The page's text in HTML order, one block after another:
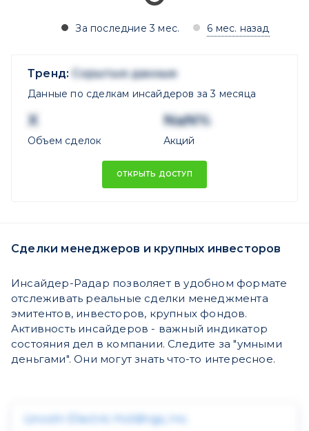
За последние 3 мес. 6 мес. назад
Тренд: Скрытые данные
Данные по сделкам инсайдеров за 3 месяца
X
Объем сделок
NaN%
Акций
ОТКРЫТЬ ДОСТУП
Сделки менеджеров и крупных инвесторов
Инсайдер-Радар позволяет в удобном формате
отслеживать реальные сделки менеджмента
эмитентов, инвесторов, крупных фондов.
Активность инсайдеров - важный индикатор
состояния дел в компании. Следите за "умными
деньгами". Они могут знать что-то интересное.
Lincoln Electric Holdings, Inc.